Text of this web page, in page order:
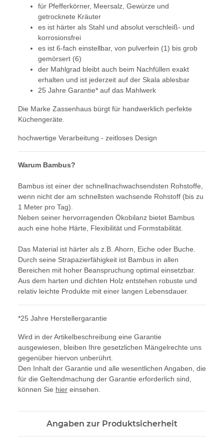
für Pfefferkörner, Meersalz, Gewürze und
getrocknete Kräuter
es ist härter als Stahl und absolut verschleiß- und
korrosionsfrei
es ist 6-fach einstellbar, von pulverfein (1) bis grob
gemörsert (6)
der Mahlgrad bleibt auch beim Nachfüllen exakt
erhalten und ist jederzeit auf der Skala ablesbar
25 Jahre Garantie* auf das Mahlwerk
Die Marke Zassenhaus bürgt für handwerklich perfekte
Küchengeräte.
hochwertige Verarbeitung - zeitloses Design
Warum Bambus?
Bambus ist einer der schnellnachwachsendsten Rohstoffe,
wenn nicht der am schnellsten wachsende Rohstoff (bis zu
1 Meter pro Tag).
Neben seiner hervorragenden Ökobilanz bietet Bambus
auch eine hohe Härte, Flexibilität und Formstabilität.
Das Material ist härter als z.B. Ahorn, Eiche oder Buche.
Durch seine Strapazierfähigkeit ist Bambus in allen
Bereichen mit hoher Beanspruchung optimal einsetzbar.
Aus dem harten und dichten Holz entstehen robuste und
relativ leichte Produkte mit einer langen Lebensdauer.
*25 Jahre Herstellergarantie
Wird in der Artikelbeschreibung eine Garantie
ausgewiesen, bleiben Ihre gesetzlichen Mängelrechte uns
gegenüber hiervon unberührt.
Den Inhalt der Garantie und alle wesentlichen Angaben, die
für die Geltendmachung der Garantie erforderlich sind,
können Sie hier einsehen.
Angaben zur Produktsicherheit